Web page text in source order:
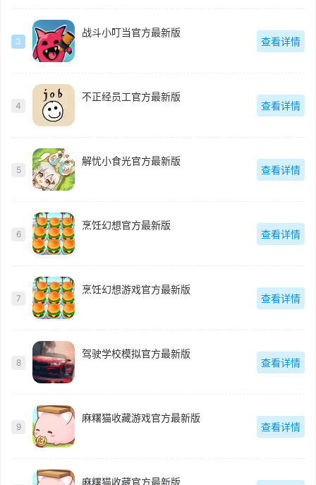
3
战斗小叮当官方最新版
查看详情
4
不正经员工官方最新版
查看详情
5
解忧小食光官方最新版
查看详情
6
烹饪幻想官方最新版
查看详情
7
烹饪幻想游戏官方最新版
查看详情
8
驾驶学校模拟官方最新版
查看详情
9
麻糬猫收藏游戏官方最新版
查看详情
麻糬猫收藏官方最新版